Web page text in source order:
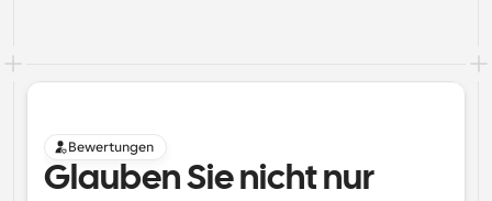
Bewertungen
Glauben Sie nicht nur